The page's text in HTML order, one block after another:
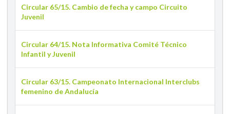
Circular 65/15. Cambio de fecha y campo Circuito
Juvenil
Circular 64/15. Nota Informativa Comité Técnico
Infantil y Juvenil
Circular 63/15. Campeonato Internacional Interclubs
femenino de Andalucía